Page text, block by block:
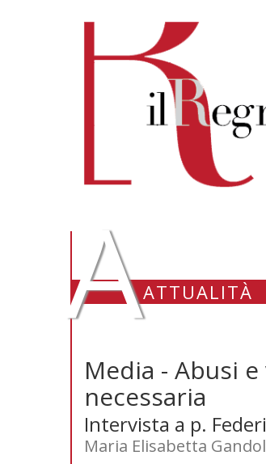
AATTUALITÀ
Media - Abusi
necessaria
Intervista a p.
Maria Elisabetta